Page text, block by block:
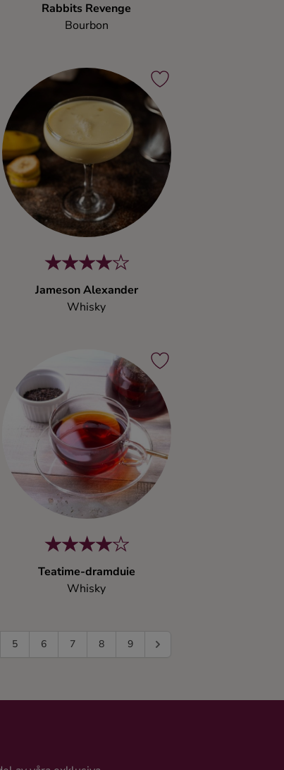
Rabbits Revenge
Bourbon
Jameson Alexander
Whisky
Teatime-dramduie
Whisky
5 6 7 8 9